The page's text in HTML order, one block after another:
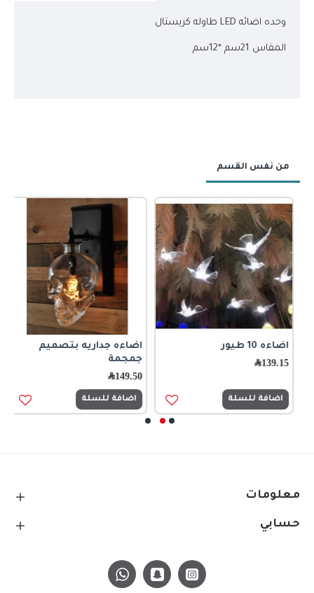
وحده اضائه LED طاوله كريستال
المقاس 21سم *12سم
من نفس القسم
اضاءه 10 طيور
139.15﷼
اضافة للسلة
اضاءه جداريه بتصميم
جمجمة
149.50﷼
اضافة للسلة
معلومات
حسابي